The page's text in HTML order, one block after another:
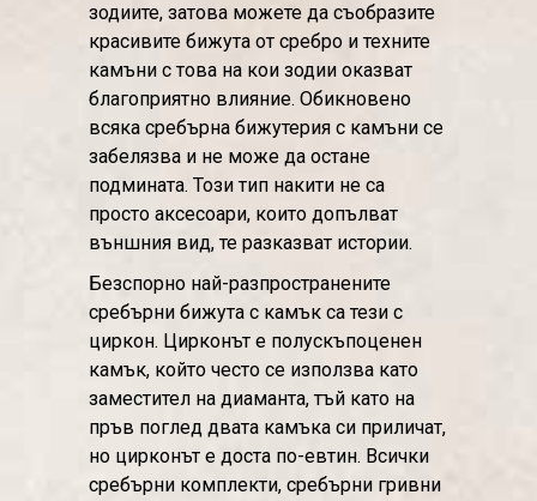
зодиите, затова можете да съобразите
красивите бижута от сребро и техните
камъни с това на кои зодии оказват
благоприятно влияние. Обикновено
всяка сребърна бижутерия с камъни се
забелязва и не може да остане
подмината. Този тип накити не са
просто аксесоари, които допълват
външния вид, те разказват истории.
Безспорно най-разпространените
сребърни бижута с камък са тези с
циркон. Цирконът е полускъпоценен
камък, който често се използва като
заместител на диаманта, тъй като на
пръв поглед двата камъка си приличат,
но цирконът е доста по-евтин. Всички
сребърни комплекти, сребърни гривни